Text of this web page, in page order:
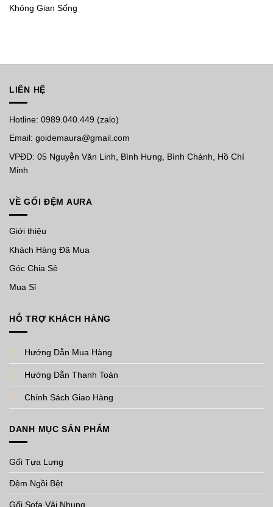
Không Gian Sống
LIÊN HỆ
Hotline: 0989.040.449 (zalo)
Email: goidemaura@gmail.com
VPĐD: 05 Nguyễn Văn Linh, Bình Hưng, Bình Chánh, Hồ Chí
Minh
VỀ GỐI ĐỆM AURA
Giới thiệu
Khách Hàng Đã Mua
Góc Chia Sẻ
Mua Sỉ
HỖ TRỢ KHÁCH HÀNG
Hướng Dẫn Mua Hàng
Hướng Dẫn Thanh Toán
Chính Sách Giao Hàng
DANH MỤC SẢN PHẨM
Gối Tựa Lưng
Đệm Ngồi Bệt
Gối Sofa Vải Nhung